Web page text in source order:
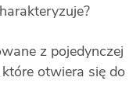
z pojedynczej
otwiera się do